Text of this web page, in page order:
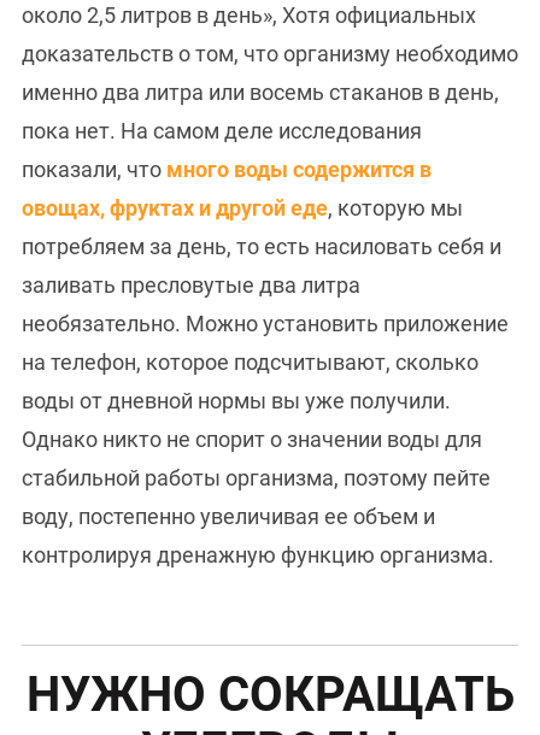
около 2,5 литров в день», Хотя официальных
доказательств о том, что организму необходимо
именно два литра или восемь стаканов в день,
пока нет. На самом деле исследования
показали, что много воды содержится в
овощах, фруктах и другой еде, которую мы
потребляем за день, то есть насиловать себя и
заливать пресловутые два литра
необязательно. Можно установить приложение
на телефон, которое подсчитывают, сколько
воды от дневной нормы вы уже получили.
Однако никто не спорит о значении воды для
стабильной работы организма, поэтому пейте
воду, постепенно увеличивая ее объем и
контролируя дренажную функцию организма.
НУЖНО СОКРАЩАТЬ